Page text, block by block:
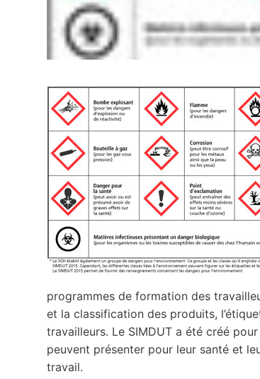
programmes de formation des
et la classification des produits,
travailleurs. Le SIMDUT a été créé
peuvent présenter pour leur santé et
travail.